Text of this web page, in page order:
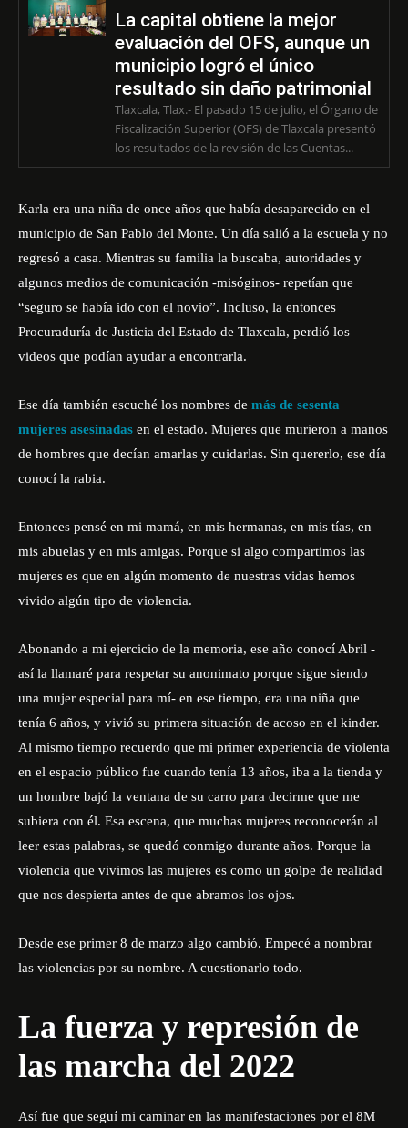
La capital obtiene la mejor
evaluación del OFS, aunque un
municipio logró el único
resultado sin daño patrimonial
Tlaxcala, Tlax.- El pasado 15 de julio, el Órgano de
Fiscalización Superior (OFS) de Tlaxcala presentó
los resultados de la revisión de las Cuentas...
Karla era una niña de once años que había desaparecido en el
municipio de San Pablo del Monte. Un día salió a la escuela y no
regresó a casa. Mientras su familia la buscaba, autoridades y
algunos medios de comunicación -misóginos- repetían que
“seguro se había ido con el novio”. Incluso, la entonces
Procuraduría de Justicia del Estado de Tlaxcala, perdió los
videos que podían ayudar a encontrarla.
Ese día también escuché los nombres de más de sesenta
mujeres asesinadas en el estado. Mujeres que murieron a manos
de hombres que decían amarlas y cuidarlas. Sin quererlo, ese día
conocí la rabia.
Entonces pensé en mi mamá, en mis hermanas, en mis tías, en
mis abuelas y en mis amigas. Porque si algo compartimos las
mujeres es que en algún momento de nuestras vidas hemos
vivido algún tipo de violencia.
Abonando a mi ejercicio de la memoria, ese año conocí Abril -
así la llamaré para respetar su anonimato porque sigue siendo
una mujer especial para mí- en ese tiempo, era una niña que
tenía 6 años, y vivió su primera situación de acoso en el kinder.
Al mismo tiempo recuerdo que mi primer experiencia de violenta
en el espacio público fue cuando tenía 13 años, iba a la tienda y
un hombre bajó la ventana de su carro para decirme que me
subiera con él. Esa escena, que muchas mujeres reconocerán al
leer estas palabras, se quedó conmigo durante años. Porque la
violencia que vivimos las mujeres es como un golpe de realidad
que nos despierta antes de que abramos los ojos.
Desde ese primer 8 de marzo algo cambió. Empecé a nombrar
las violencias por su nombre. A cuestionarlo todo.
La fuerza y represión de
las marcha del 2022
Así fue que seguí mi caminar en las manifestaciones por el 8M